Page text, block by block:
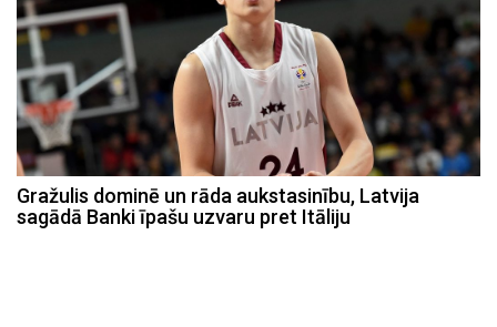
Gražulis dominē un rāda aukstasinību, Latvija
sagādā Banki īpašu uzvaru pret Itāliju